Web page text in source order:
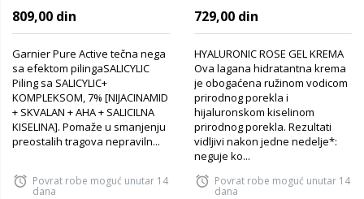
809,00 din
Garnier Pure Active tečna nega
sa efektom pilinga​ SALICYLIC
Piling sa SALICYLIC+
KOMPLEKSOM, 7% [NIJACINAMID
+ SKVALAN + AHA + SALICILNA
KISELINA]. Pomaže u smanjenju
preostalih tragova nepraviln...
Povrat robe moguć unutar 14
dana
729,00 din
HYALURONIC ROSE GEL KREMA
Ova lagana hidratantna krema
je obogaćena ružinom vodicom
prirodnog porekla i
hijaluronskom kiselinom
prirodnog porekla. Rezultati
vidljivi nakon jedne nedelje*:
neguje ko...
Povrat robe moguć unutar 14
dana